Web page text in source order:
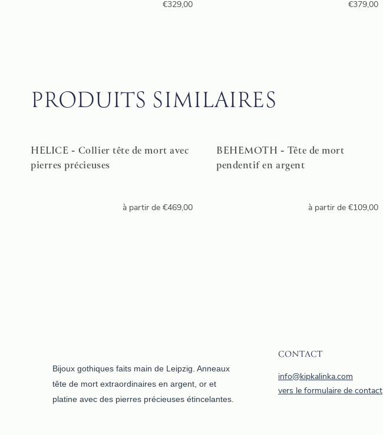
€329,00 €379,00
PRODUITS SIMILAIRES
HELICE - Collier tête de mort avec
pierres précieuses
à partir de €469,00
BEHEMOTH - Tête de mort
pendentif en argent
à partir de €109,00
Bijoux gothiques faits main de Leipzig. Anneaux
tête de mort extraordinaires en argent, or et
platine avec des pierres précieuses étincelantes.
CONTACT
info@kipkalinka.com
vers le formulaire de contact